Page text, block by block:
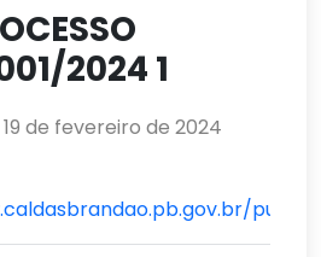
2024 1
de fevereiro de 2024